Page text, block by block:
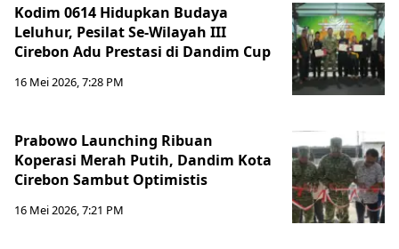
Kodim 0614 Hidupkan Budaya
Leluhur, Pesilat Se-Wilayah III
Cirebon Adu Prestasi di Dandim Cup
16 Mei 2026, 7:28 PM
Prabowo Launching Ribuan
Koperasi Merah Putih, Dandim Kota
Cirebon Sambut Optimistis
16 Mei 2026, 7:21 PM